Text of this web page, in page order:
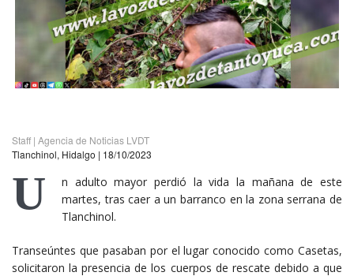
Staff | Agencia de Noticias LVDT
Tlanchinol, Hidalgo | 18/10/2023
U
n adulto mayor perdió la vida la mañana de este
martes, tras caer a un barranco en la zona serrana de
Tlanchinol.
Transeúntes que pasaban por el lugar conocido como Casetas,
solicitaron la presencia de los cuerpos de rescate debido a que